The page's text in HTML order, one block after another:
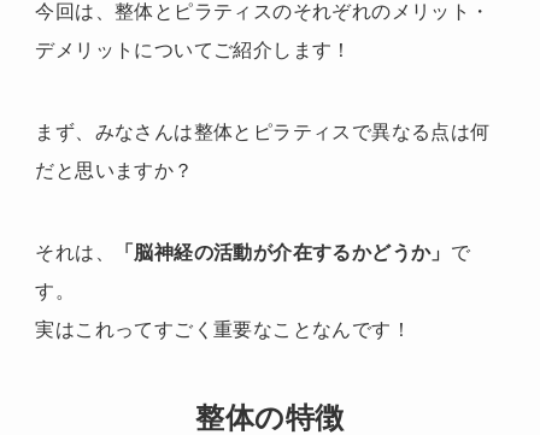
今回は、整体とピラティスのそれぞれのメリット・
デメリットについてご紹介します！
まず、みなさんは整体とピラティスで異なる点は何
だと思いますか？
それは、 「脳神経の活動が介在するかどうか」 で
す。
実はこれってすごく重要なことなんです！
整体の特徴